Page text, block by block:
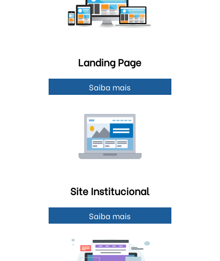
Landing Page
Saiba mais
Site Institucional
Saiba mais